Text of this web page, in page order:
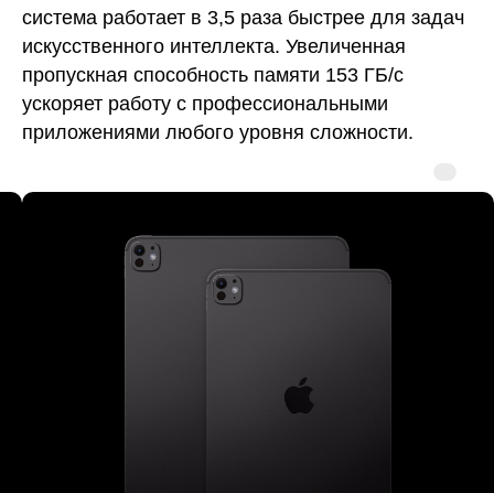
система работает в 3,5 раза быстрее для задач
искусственного интеллекта. Увеличенная
пропускная способность памяти 153 ГБ/с
ускоряет работу с профессиональными
приложениями любого уровня сложности.